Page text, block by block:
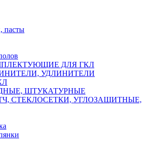
пасты
ДЛЯ ГКЛ
УДЛИНИТЕЛИ
ШТУКАТУРНЫЕ
СТЕКЛОСЕТКИ, УГЛОЗАЩИТНЫЕ,